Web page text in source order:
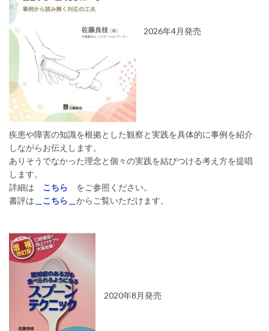
2026年4月発売
疾患や障害の知識を根拠とした観察と実践を具体的に事例を紹介
しながらお伝えします。
ありそうでなかった理念と個々の実践を結びつける考え方を提唱
します。
詳細は
こちら
をご参照ください。
書評は ＿こちら＿ からご覧いただけます。
2020年8月発売